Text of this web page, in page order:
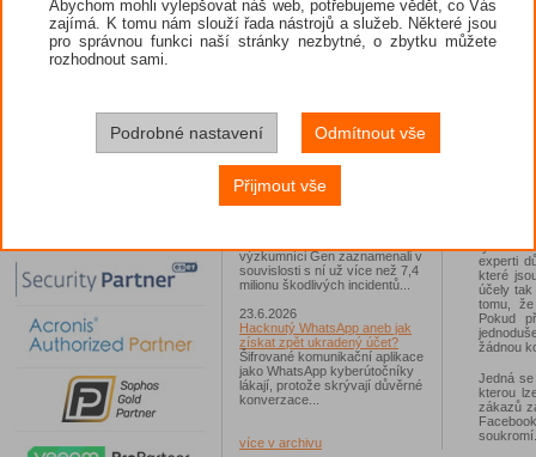
26.6.2026
ESET: S příchodem léta
zaplavují Česko falešné mobilní
Chase Home App či Candy
Race Launcher. Hlavním cílem
útočníků bylo v tomto případě
Polsko, následováno Českem a
Slovenskem...
24.6.2026
výzkumníci Gen zaznamenali v
souvislosti s ní už více než 7,4
milionu škodlivých incidentů...
23.6.2026
Hacknutý WhatsApp aneb jak
získat zpět ukradený účet?
Šifrované komunikační aplikace
jako WhatsApp kyberútočníky
lákají, protože skrývají důvěrné
konverzace...
více v archivu
vědoma.
týmovou
experti
které
účely tak
tomu,
Pokud
žádnou
Jedná
kterou
zákazů
soukromí.
Abychom mohli vylepšovat náš web, potřebujeme vědět, co Vás
zajímá. K tomu nám slouží řada nástrojů a služeb. Některé jsou
pro správnou funkci naší stránky nezbytné, o zbytku můžete
rozhodnout sami.
Podrobné nastavení Odmítnout vše
Přijmout vše